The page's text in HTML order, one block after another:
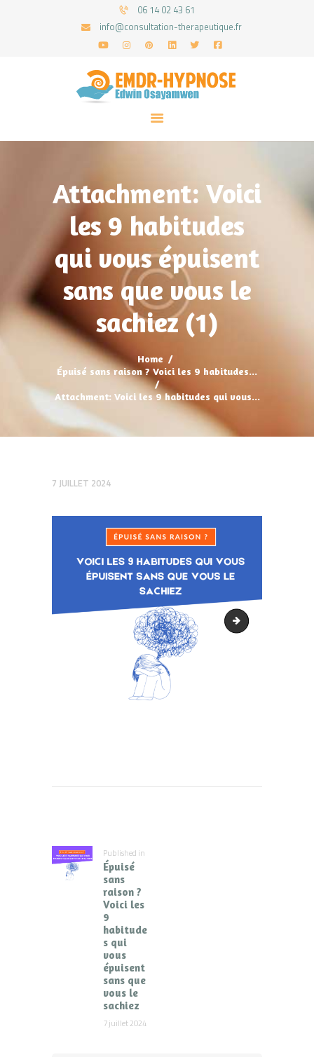
06 14 02 43 61
info@consultation-therapeutique.fr
Attachment: Voici
les 9 habitudes
qui vous épuisent
sans que vous le
sachiez (1)
Home
Épuisé sans raison ? Voici les 9 habitudes...
Attachment: Voici les 9 habitudes qui vous...
ACCUEIL
MON APPROCHE
ARTICLES
PRENEZ UN RDV
7 JUILLET 2024
Voici les 9
Published in
Épuisé
sans
raison ?
Voici les
9
habitude
s qui
vous
épuisent
sans que
vous le
sachiez
7 juillet 2024